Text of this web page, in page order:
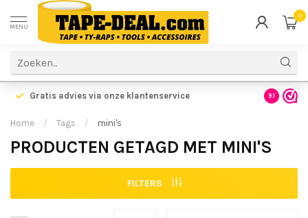
MENU
0
Gratis advies via onze klantenservice 9.1
Home / Tags / mini's
PRODUCTEN GETAGD MET MINI'S
FILTERS